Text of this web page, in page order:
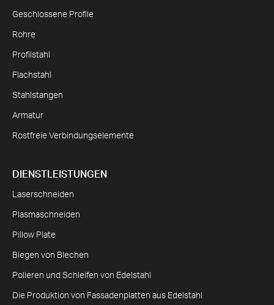
Geschlossene Profile
Rohre
Profilstahl
Flachstahl
Stahlstangen
Armatur
Rostfreie Verbindungselemente
DIENSTLEISTUNGEN
Laserschneiden
Plasmaschneiden
Pillow Plate
Biegen von Blechen
Polieren und Schleifen von Edelstahl
Die Produktion von Fassadenplatten aus Edelstahl